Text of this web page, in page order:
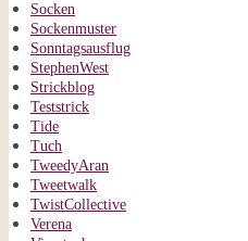
Socken
Sockenmuster
Sonntagsausflug
StephenWest
Strickblog
Teststrick
Tide
Tuch
TweedyAran
Tweetwalk
TwistCollective
Verena